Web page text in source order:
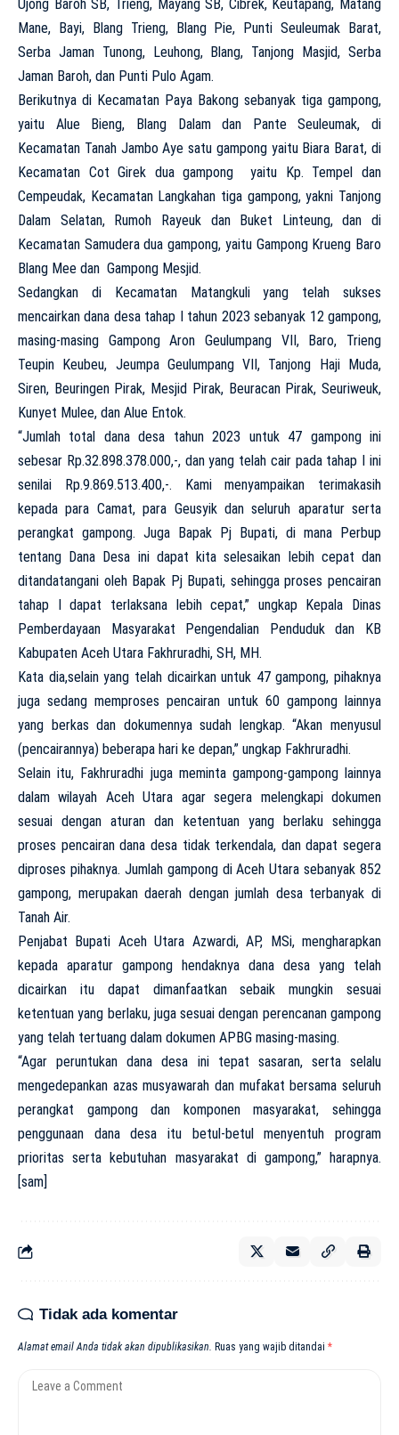
Ujong Baroh SB, Trieng, Mayang SB, Cibrek, Keutapang, Matang
Mane, Bayi, Blang Trieng, Blang Pie, Punti Seuleumak Barat,
Serba Jaman Tunong, Leuhong, Blang, Tanjong Masjid, Serba
Jaman Baroh, dan Punti Pulo Agam.
Berikutnya di Kecamatan Paya Bakong sebanyak tiga gampong,
yaitu Alue Bieng, Blang Dalam dan Pante Seuleumak, di
Kecamatan Tanah Jambo Aye satu gampong yaitu Biara Barat, di
Kecamatan Cot Girek dua gampong yaitu Kp. Tempel dan
Cempeudak, Kecamatan Langkahan tiga gampong, yakni Tanjong
Dalam Selatan, Rumoh Rayeuk dan Buket Linteung, dan di
Kecamatan Samudera dua gampong, yaitu Gampong Krueng Baro
Blang Mee dan Gampong Mesjid.
Sedangkan di Kecamatan Matangkuli yang telah sukses
mencairkan dana desa tahap I tahun 2023 sebanyak 12 gampong,
masing-masing Gampong Aron Geulumpang VII, Baro, Trieng
Teupin Keubeu, Jeumpa Geulumpang VII, Tanjong Haji Muda,
Siren, Beuringen Pirak, Mesjid Pirak, Beuracan Pirak, Seuriweuk,
Kunyet Mulee, dan Alue Entok.
“Jumlah total dana desa tahun 2023 untuk 47 gampong ini
sebesar Rp.32.898.378.000,-, dan yang telah cair pada tahap I ini
senilai Rp.9.869.513.400,-. Kami menyampaikan terimakasih
kepada para Camat, para Geusyik dan seluruh aparatur serta
perangkat gampong. Juga Bapak Pj Bupati, di mana Perbup
tentang Dana Desa ini dapat kita selesaikan lebih cepat dan
ditandatangani oleh Bapak Pj Bupati, sehingga proses pencairan
tahap I dapat terlaksana lebih cepat,” ungkap Kepala Dinas
Pemberdayaan Masyarakat Pengendalian Penduduk dan KB
Kabupaten Aceh Utara Fakhruradhi, SH, MH.
Kata dia,selain yang telah dicairkan untuk 47 gampong, pihaknya
juga sedang memproses pencairan untuk 60 gampong lainnya
yang berkas dan dokumennya sudah lengkap. “Akan menyusul
(pencairannya) beberapa hari ke depan,” ungkap Fakhruradhi.
Selain itu, Fakhruradhi juga meminta gampong-gampong lainnya
dalam wilayah Aceh Utara agar segera melengkapi dokumen
sesuai dengan aturan dan ketentuan yang berlaku sehingga
proses pencairan dana desa tidak terkendala, dan dapat segera
diproses pihaknya. Jumlah gampong di Aceh Utara sebanyak 852
gampong, merupakan daerah dengan jumlah desa terbanyak di
Tanah Air.
Penjabat Bupati Aceh Utara Azwardi, AP, MSi, mengharapkan
kepada aparatur gampong hendaknya dana desa yang telah
dicairkan itu dapat dimanfaatkan sebaik mungkin sesuai
ketentuan yang berlaku, juga sesuai dengan perencanan gampong
yang telah tertuang dalam dokumen APBG masing-masing.
“Agar peruntukan dana desa ini tepat sasaran, serta selalu
mengedepankan azas musyawarah dan mufakat bersama seluruh
perangkat gampong dan komponen masyarakat, sehingga
penggunaan dana desa itu betul-betul menyentuh program
prioritas serta kebutuhan masyarakat di gampong,” harapnya.
[sam]
Tidak ada komentar
Alamat email Anda tidak akan dipublikasikan. Ruas yang wajib ditandai *